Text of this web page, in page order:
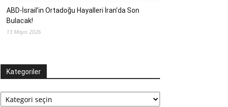
ABD-İsrail’in Ortadoğu Hayalleri İran’da Son
Bulacak!
13 Mayıs 2026
Kategoriler
Kategoriler